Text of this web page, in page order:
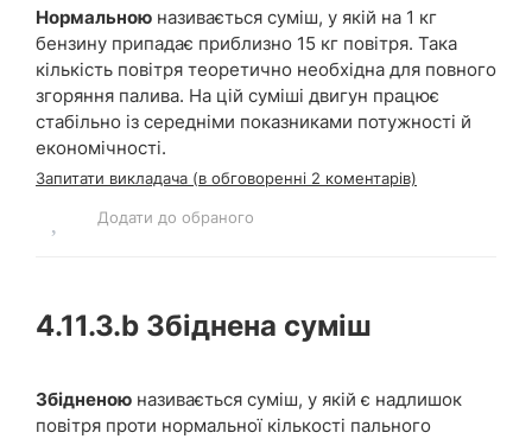
Нормальною називається суміш, у якій на 1 кг
бензину припадає приблизно 15 кг повітря. Така
кількість повітря теоретично необхідна для повного
згоряння палива. На цій суміші двигун працює
стабільно із середніми показниками потужності й
економічності.
Запитати викладача (в обговоренні 2 коментарів)
Додати до обраного
4.11.3.b Збіднена суміш
Збідненою називається суміш, у якій є надлишок
повітря проти нормальної кількості пального